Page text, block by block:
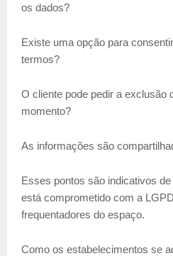
os dados?
Existe uma opção para
termos?
O cliente pode pedir a exclusão
momento?
As informações são
Esses pontos são indicativos
está comprometido com a
frequentadores do espaço.
Como os estabelecimentos se